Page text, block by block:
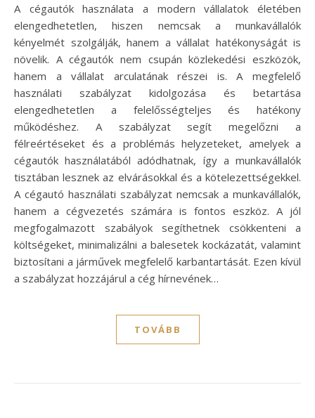
A cégautók használata a modern vállalatok életében
elengedhetetlen, hiszen nemcsak a munkavállalók
kényelmét szolgálják, hanem a vállalat hatékonyságát is
növelik. A cégautók nem csupán közlekedési eszközök,
hanem a vállalat arculatának részei is. A megfelelő
használati szabályzat kidolgozása és betartása
elengedhetetlen a felelősségteljes és hatékony
működéshez. A szabályzat segít megelőzni a
félreértéseket és a problémás helyzeteket, amelyek a
cégautók használatából adódhatnak, így a munkavállalók
tisztában lesznek az elvárásokkal és a kötelezettségekkel.
A cégautó használati szabályzat nemcsak a munkavállalók,
hanem a cégvezetés számára is fontos eszköz. A jól
megfogalmazott szabályok segíthetnek csökkenteni a
költségeket, minimalizálni a balesetek kockázatát, valamint
biztosítani a járművek megfelelő karbantartását. Ezen kívül
a szabályzat hozzájárul a cég hírnevének…
TOVÁBB